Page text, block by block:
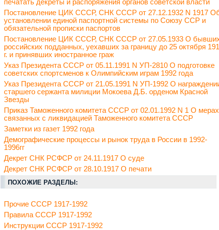
печатать декреты и распоряжения органов советской власти
Постановление ЦИК СССР, СНК СССР от 27.12.1932 N 1917
установлении единой паспортной системы по Союзу ССР и
обязательной прописки паспортов
Постановление ЦИК СССР, СНК СССР от 27.05.1933 О
российских подданных, уехавших за границу до 25 октября
г. и принявших иностранное граж
Указ Президента СССР от 05.11.1991 N УП-2810 О подготовке
советских спортсменов к Олимпийским играм 1992 года
Указ Президента СССР от 21.05.1991 N УП-1992 О
старшего сержанта милиции Мокоева Д.Б. орденом Красной
Звезды
Приказ Таможенного комитета СССР от 02.01.1992 N 1 О
связанных с ликвидацией Таможенного комитета СССР
Заметки из газет 1992 года
Демографические процессы и рынок труда в России в 1992-
1996гг
Декрет СНК РСФСР от 24.11.1917 О суде
Декрет СНК РСФСР от 28.10.1917 О печати
ПОХОЖИЕ РАЗДЕЛЫ:
Прочие СССР 1917-1992
Правила СССР 1917-1992
Инструкции СССР 1917-1992